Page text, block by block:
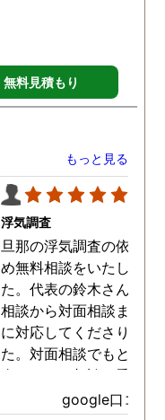
無料見積もり
もっと見る
浮気調査
旦那の浮気調査の依頼の
め無料相談をいたしまし
た。代表の鈴木さんが電
相談から対面相談まです
に対応してくださりまし
た。対面相談でもとても
身になって相談に乗って
ださりすぐに契約といっ
google口コミ